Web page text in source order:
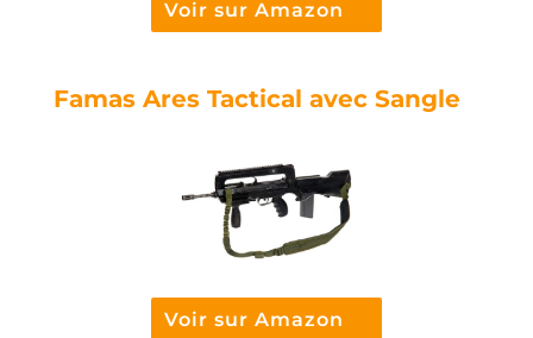
Voir sur Amazon
Famas Ares Tactical avec Sangle
Voir sur Amazon